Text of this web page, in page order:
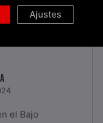
el Bajo
Ajustes